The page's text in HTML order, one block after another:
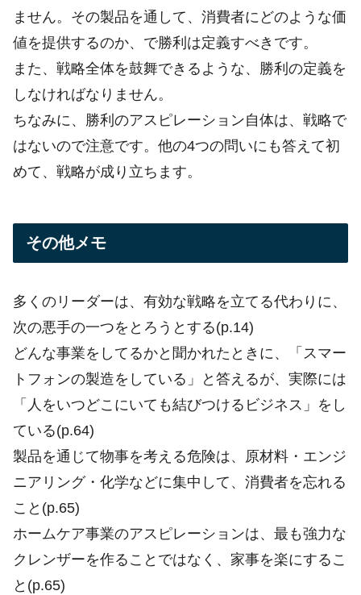
ません。その製品を通して、消費者にどのような価
値を提供するのか、で勝利は定義すべきです。
また、戦略全体を鼓舞できるような、勝利の定義を
しなければなりません。
ちなみに、勝利のアスピレーション自体は、戦略で
はないので注意です。他の4つの問いにも答えて初
めて、戦略が成り立ちます。
その他メモ
多くのリーダーは、有効な戦略を立てる代わりに、
次の悪手の一つをとろうとする(p.14)
どんな事業をしてるかと聞かれたときに、「スマー
トフォンの製造をしている」と答えるが、実際には
「人をいつどこにいても結びつけるビジネス」をし
ている(p.64)
製品を通じて物事を考える危険は、原材料・エンジ
ニアリング・化学などに集中して、消費者を忘れる
こと(p.65)
ホームケア事業のアスピレーションは、最も強力な
クレンザーを作ることではなく、家事を楽にするこ
と(p.65)